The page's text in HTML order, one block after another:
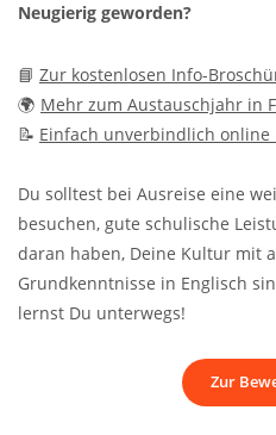
Neugierig geworden?
📘 Zur kostenlosen Info-
🌍 Mehr zum Austauschjahr in
📝 Einfach unverbindlich online
Du solltest bei Ausreise eine
besuchen, gute schulische
daran haben, Deine Kultur mit
Grundkenntnisse in Englisch
lernst Du unterwegs!
Zur